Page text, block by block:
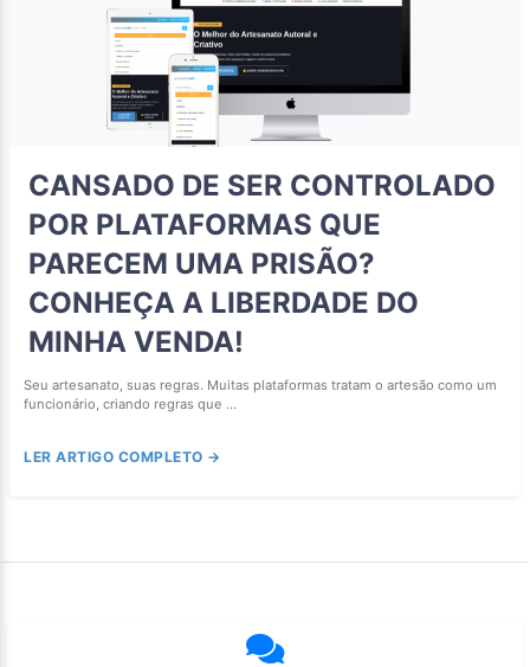
CANSADO DE SER CONTROLADO
POR PLATAFORMAS QUE
PARECEM UMA PRISÃO?
CONHEÇA A LIBERDADE DO
MINHA VENDA!
Seu artesanato, suas regras. Muitas plataformas tratam o artesão como um
funcionário, criando regras que ...
LER ARTIGO COMPLETO →